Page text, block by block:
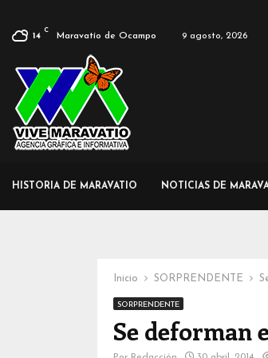
14
C
Maravatío de Ocampo 9 agosto, 2026
HISTORIA DE MARAVATIO NOTICIAS DE
Inicio SORPRENDENTE
SORPRENDENTE
Se deforman